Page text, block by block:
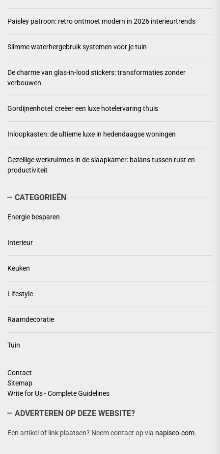
Paisley patroon: retro ontmoet modern in 2026 interieurtrends
Slimme waterhergebruik systemen voor je tuin
De charme van glas-in-lood stickers: transformaties zonder
verbouwen
Gordijnenhotel: creëer een luxe hotelervaring thuis
Inloopkasten: de ultieme luxe in hedendaagse woningen
Gezellige werkruimtes in de slaapkamer: balans tussen rust en
productiviteit
CATEGORIEËN
Energie besparen
Interieur
Keuken
Lifestyle
Raamdecoratie
Tuin
Contact
Sitemap
Write for Us - Complete Guidelines
ADVERTEREN OP DEZE WEBSITE?
Een artikel of link plaatsen? Neem contact op via napiseo.com.